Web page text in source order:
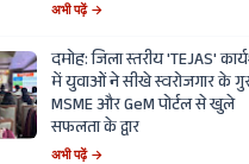
अभी पढ़ें →
दमोह: जिला स्तरीय 'TEJAS'
में युवाओं ने सीखे स्वरोजगार के
MSME और GeM पोर्टल से खुले
सफलता के द्वार
अभी पढ़ें →